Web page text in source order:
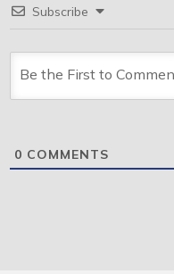
Subscribe
0 COMMENTS